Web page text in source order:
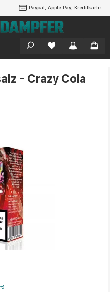
Paypal, Apple Pay, Kreditkarte
- Crazy Cola